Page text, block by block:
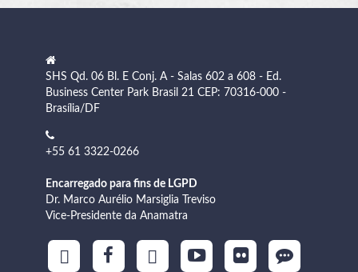
SHS Qd. 06 Bl. E Conj. A - Salas 602 a 608 - Ed.
Business Center Park Brasil 21 CEP: 70316-000 -
Brasília/DF
+55 61 3322-0266
Encarregado para fins de LGPD
Dr. Marco Aurélio Marsiglia Treviso
Vice-Presidente da Anamatra